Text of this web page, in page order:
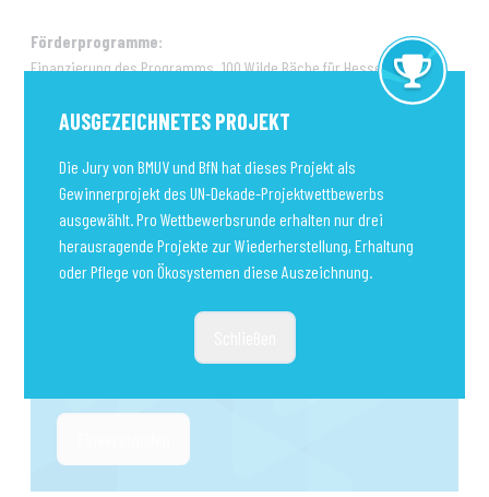
AUSGEZEICHNETES PROJEKT
Die Jury von BMUV und BfN hat dieses Projekt als
Gewinnerprojekt des UN-Dekade-Projektwettbewerbs
ausgewählt. Pro Wettbewerbsrunde erhalten nur drei
herausragende Projekte zur Wiederherstellung, Erhaltung
oder Pflege von Ökosystemen diese Auszeichnung.
Förderprogramme:
Finanzierung des Programms „100 Wilde Bäche für Hessen“ aus
Landesmitteln und Förderung der Einzelmaßnahmen aus der
Hessischen Richtlinie zur Förderung von Maßnahmen zur
Kooperationspartner:
Hessische Landgesellschaft (HLG)
Bei dieser Karte handelt es sich um einen externen Inhalt,
Servern von Google verbinden dürfen, um die Karte